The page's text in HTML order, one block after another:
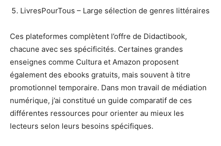
LivresPourTous – Large sélection de genres littéraires
Ces plateformes complètent l’offre de Didactibook,
chacune avec ses spécificités. Certaines grandes
enseignes comme Cultura et Amazon proposent
également des ebooks gratuits, mais souvent à titre
promotionnel temporaire. Dans mon travail de médiation
numérique, j’ai constitué un guide comparatif de ces
différentes ressources pour orienter au mieux les
lecteurs selon leurs besoins spécifiques.